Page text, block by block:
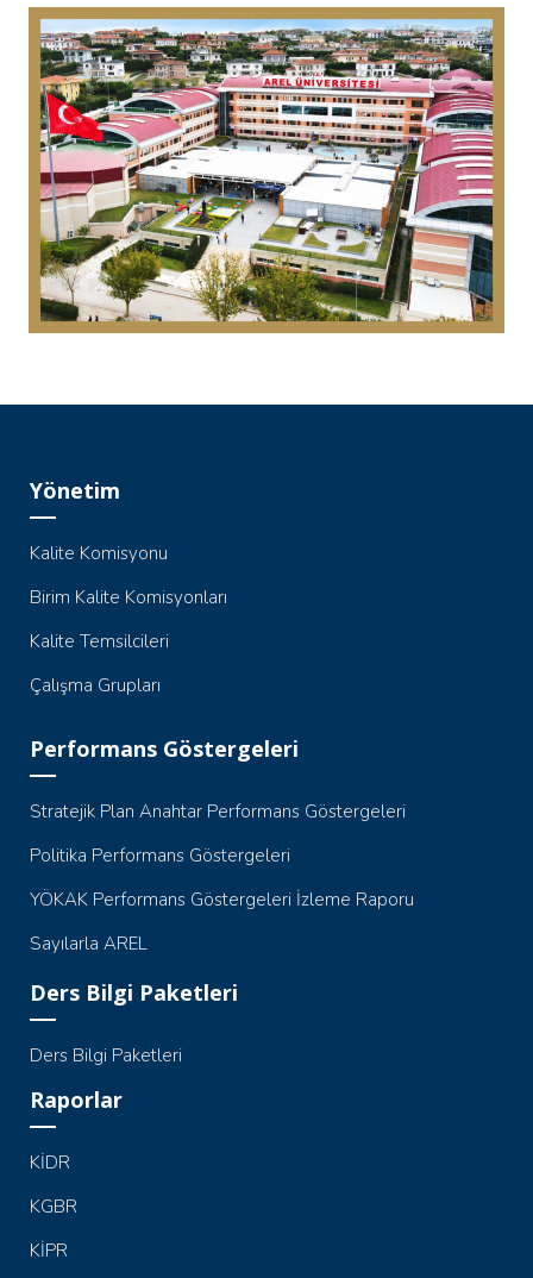
Yönetim
Kalite Komisyonu
Birim Kalite Komisyonları
Kalite Temsilcileri
Çalışma Grupları
Performans Göstergeleri
Stratejik Plan Anahtar Performans Göstergeleri
Politika Performans Göstergeleri
YÖKAK Performans Göstergeleri İzleme Raporu
Sayılarla AREL
Ders Bilgi Paketleri
Ders Bilgi Paketleri
Raporlar
KİDR
KGBR
KİPR